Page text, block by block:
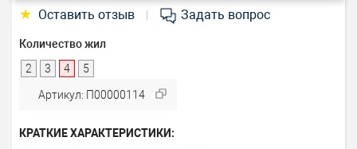
★ Оставить отзыв Задать вопрос
Количество жил
2
3 4 5
Артикул: П00000114
КРАТКИЕ ХАРАКТЕРИСТИКИ: